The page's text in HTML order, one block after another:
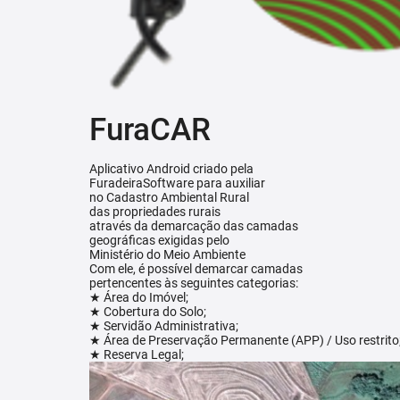
FuraCAR
Aplicativo Android criado pela
FuradeiraSoftware para auxiliar
no Cadastro Ambiental Rural
das propriedades rurais
através da demarcação das camadas
geográficas exigidas pelo
Ministério do Meio Ambiente
Com ele, é possível demarcar camadas
pertencentes às seguintes categorias:
★ Área do Imóvel;
★ Cobertura do Solo;
★ Servidão Administrativa;
★ Área de Preservação Permanente (APP) / Uso
★ Reserva Legal;